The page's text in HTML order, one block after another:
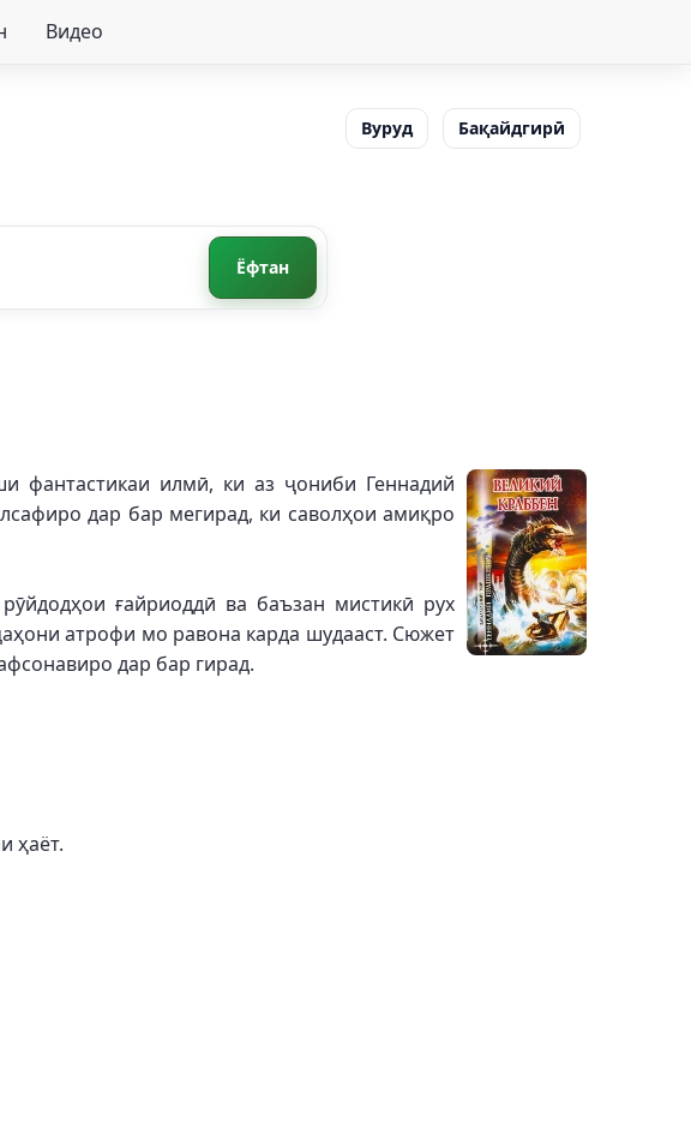
Видео
Вуруд Бақайдгирӣ
Ёфтан
фантастикаи илмӣ, ки аз ҷониби Геннадий
дар бар мегирад, ки саволҳои амиқро
ғайриоддӣ ва баъзан мистикӣ рух
атрофи мо равона карда шудааст. Сюжет
дар бар гирад.
ҳаёт.